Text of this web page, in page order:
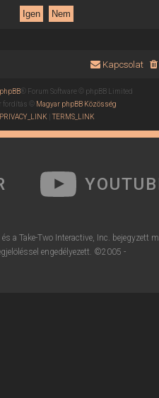
Kapcsolat
phpBB® Forum Software © phpBB Limited
fordítás © Magyar phpBB Közösség
PRIVACY_LINK |TERMS_LINK
a Take-Two Interactive, Inc.
engedélyezett. ©2005 -